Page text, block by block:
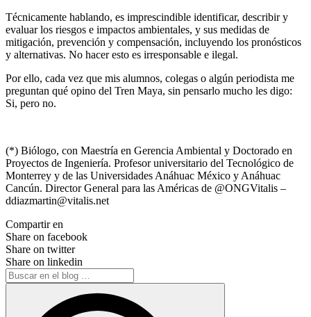
Técnicamente hablando, es imprescindible identificar, describir y
evaluar los riesgos e impactos ambientales, y sus medidas de
mitigación, prevención y compensación, incluyendo los pronósticos
y alternativas. No hacer esto es irresponsable e ilegal.
Por ello, cada vez que mis alumnos, colegas o algún periodista me
preguntan qué opino del Tren Maya, sin pensarlo mucho les digo:
Si, pero no.
(*) Biólogo, con Maestría en Gerencia Ambiental y Doctorado en
Proyectos de Ingeniería. Profesor universitario del Tecnológico de
Monterrey y de las Universidades Anáhuac México y Anáhuac
Cancún. Director General para las Américas de @ONGVitalis –
ddiazmartin@vitalis.net
Compartir en
Share on facebook
Share on twitter
Share on linkedin